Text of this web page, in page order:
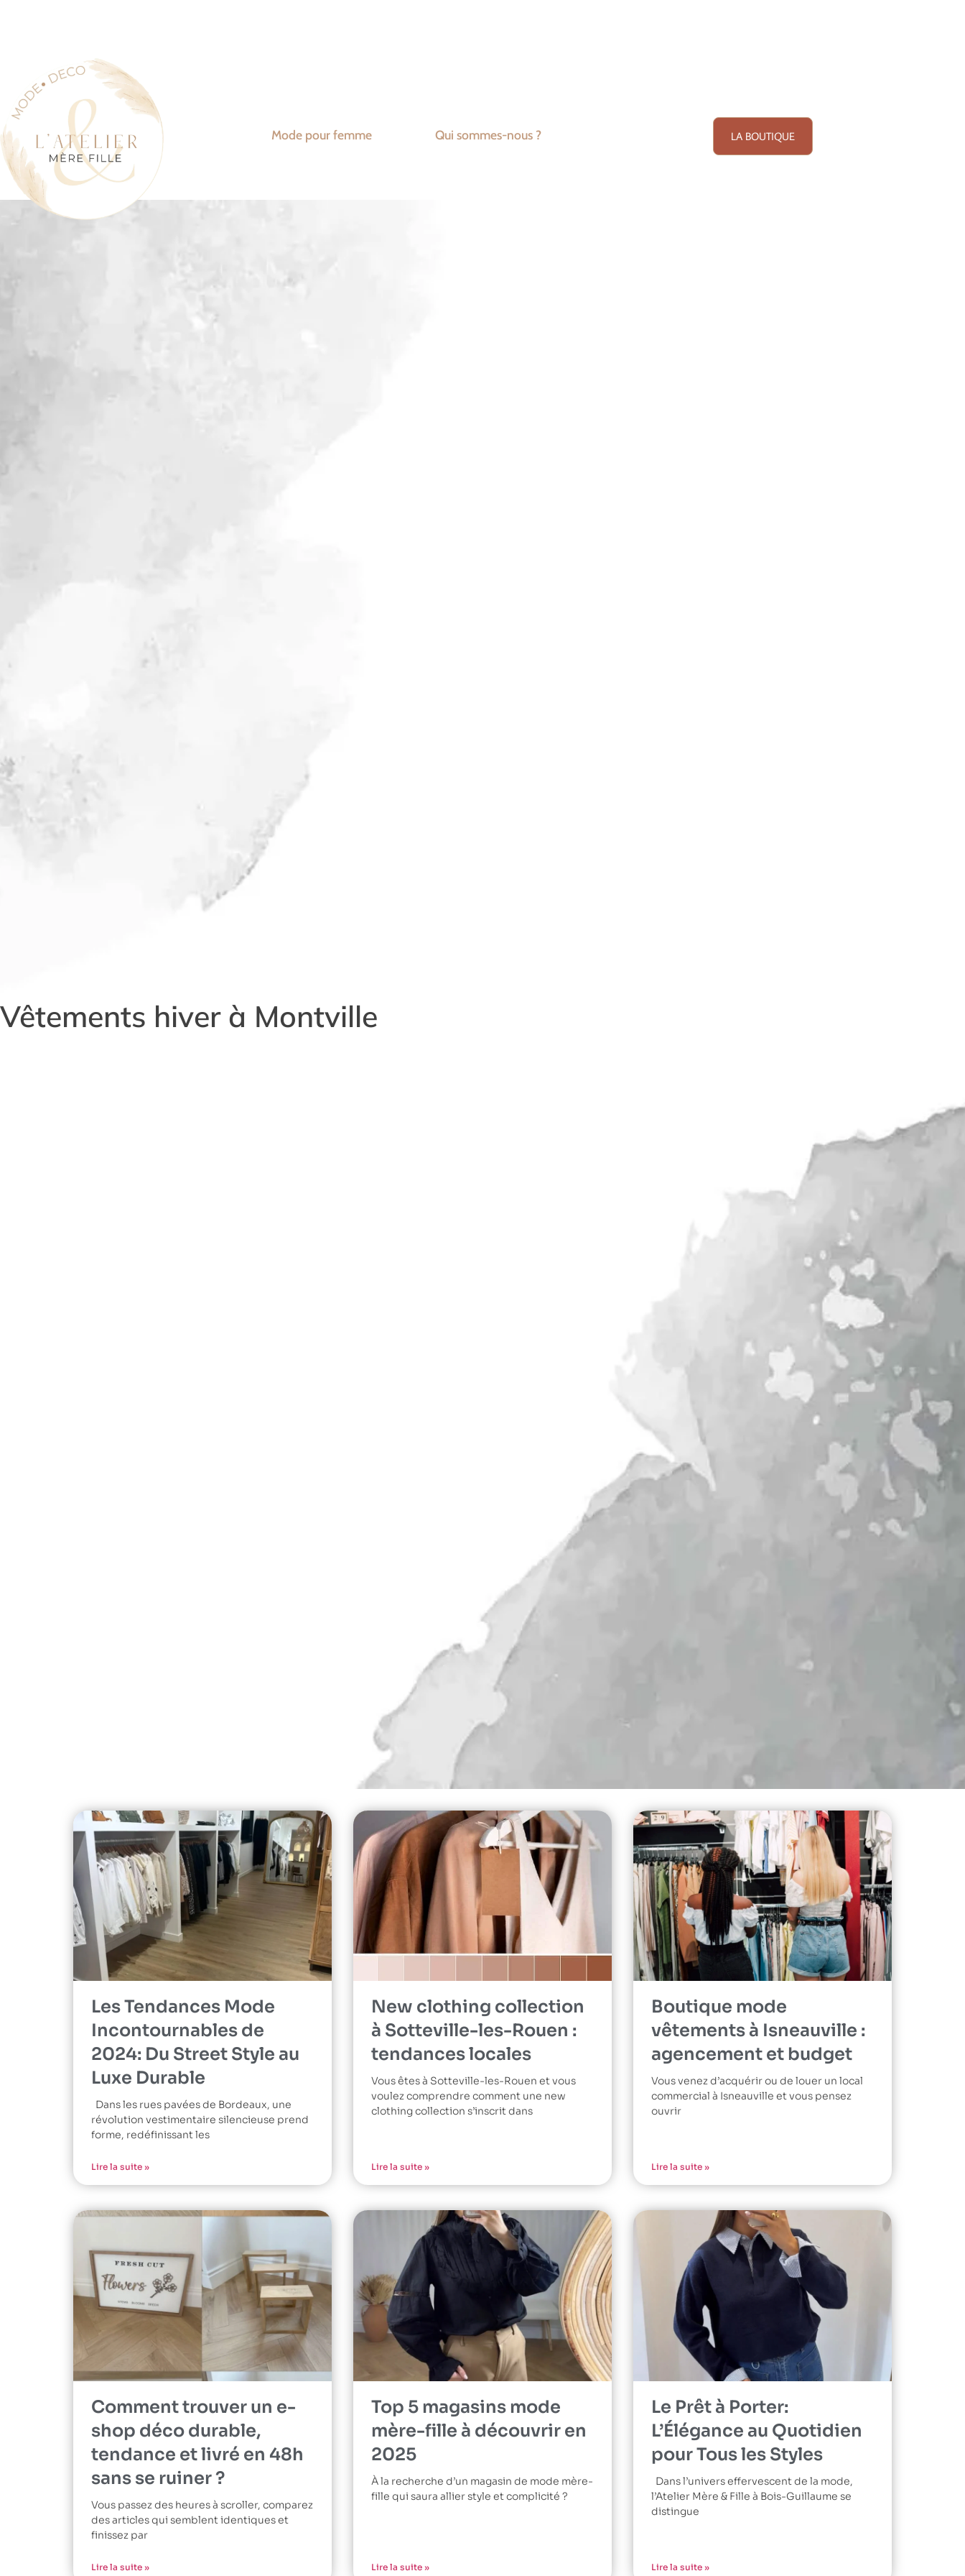
Mode pour femme Qui sommes-nous ? LA BOUTIQUE
Vêtements hiver à Montville
Les Tendances Mode
Incontournables de
2024: Du Street Style au
Luxe Durable
Dans les rues pavées de Bordeaux, une
révolution vestimentaire silencieuse prend
forme, redéfinissant les
Lire la suite »
New clothing collection
à Sotteville-les-Rouen :
tendances locales
Vous êtes à Sotteville-les-Rouen et vous
voulez comprendre comment une new
clothing collection s’inscrit dans
Lire la suite »
Boutique mode
vêtements à Isneauville :
agencement et budget
Vous venez d’acquérir ou de louer un local
commercial à Isneauville et vous pensez
ouvrir
Lire la suite »
Comment trouver un e-
shop déco durable,
tendance et livré en 48h
sans se ruiner ?
Vous passez des heures à scroller, comparez
des articles qui semblent identiques et
finissez par
Lire la suite »
Top 5 magasins mode
mère-fille à découvrir en
2025
À la recherche d’un magasin de mode mère-
fille qui saura allier style et complicité ?
Lire la suite »
Le Prêt à Porter:
L’Élégance au Quotidien
pour Tous les Styles
Dans l’univers effervescent de la mode,
l’Atelier Mère & Fille à Bois-Guillaume se
distingue
Lire la suite »